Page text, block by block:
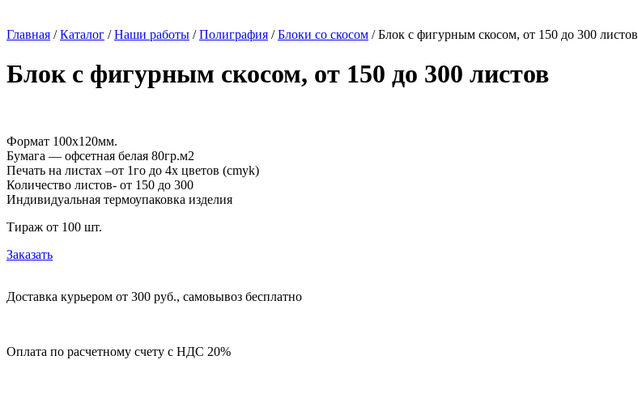
Главная /Каталог /Наши работы /Полиграфия /Блоки со скосом / Блок с фигурным скосом, от 150 до 300 листов
Блок с фигурным скосом, от 150 до 300 листов
Формат 100х120мм.
Бумага — офсетная белая 80гр.м2
Печать на листах –от 1го до 4х цветов (cmyk)
Количество листов- от 150 до 300
Индивидуальная термоупаковка изделия
Тираж от 100 шт.
Заказать
Доставка курьером от 300 руб., самовывоз бесплатно
Оплата по расчетному счету с НДС 20%